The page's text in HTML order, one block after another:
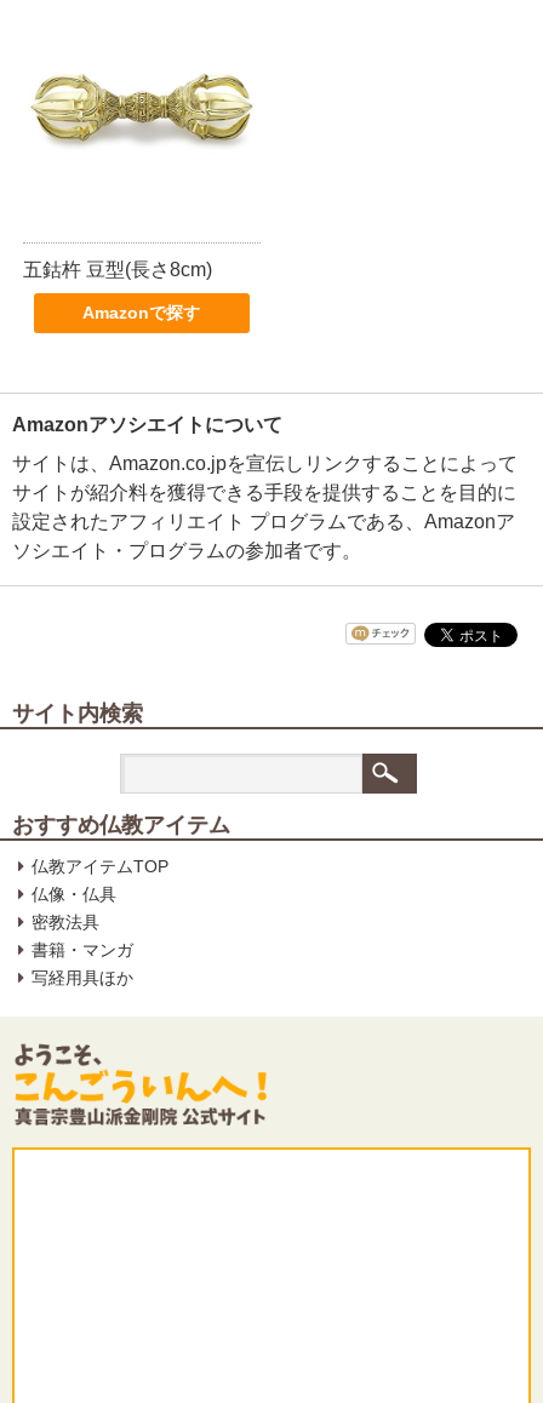
五鈷杵 豆型(長さ8cm)
Amazonで探す
Amazonアソシエイトについて
サイトは、Amazon.co.jpを宣伝しリンクすることによって
サイトが紹介料を獲得できる手段を提供することを目的に
設定されたアフィリエイト プログラムである、Amazonア
ソシエイト・プログラムの参加者です。
サイト内検索
おすすめ仏教アイテム
仏教アイテムTOP
仏像・仏具
密教法具
書籍・マンガ
写経用具ほか